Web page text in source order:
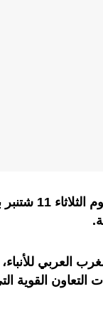
استقبل رئيس جمهورية
العربي للأنباء،
التعاون القوية